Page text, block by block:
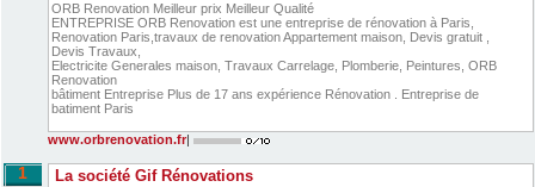
ORB Renovation Meilleur prix Meilleur Qualité
ENTREPRISE ORB Renovation est une entreprise de rénovation à Paris,
Renovation Paris,travaux de renovation Appartement maison, Devis gratuit ,
Devis Travaux,
Electricite Generales maison, Travaux Carrelage, Plomberie, Peintures, ORB
Renovation
bâtiment Entreprise Plus de 17 ans expérience Rénovation . Entreprise de
batiment Paris
www.orbrenovation.fr|
1 La société Gif Rénovations